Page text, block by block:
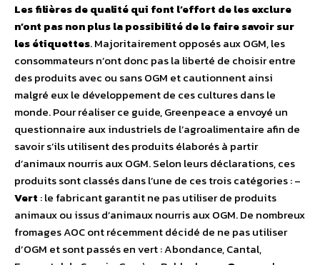
Les filières de qualité qui font l’effort de les exclure
n’ont pas non plus la possibilité de le faire savoir sur
les étiquettes. Majoritairement opposés aux OGM, les
consommateurs n’ont donc pas la liberté de choisir entre
des produits avec ou sans OGM et cautionnent ainsi
malgré eux le développement de ces cultures dans le
monde. Pour réaliser ce guide, Greenpeace a envoyé un
questionnaire aux industriels de l’agroalimentaire afin de
savoir s’ils utilisent des produits élaborés à partir
d’animaux nourris aux OGM. Selon leurs déclarations, ces
produits sont classés dans l’une de ces trois catégories : –
Vert : le fabricant garantit ne pas utiliser de produits
animaux ou issus d’animaux nourris aux OGM. De nombreux
fromages AOC ont récemment décidé de ne pas utiliser
d’OGM et sont passés en vert : Abondance, Cantal,